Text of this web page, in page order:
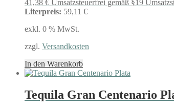
41,38 € Umsatzsteuerfrei gemäß §19
Literpreis: 59,11 €
exkl. 0 % MwSt.
zzgl. Versandkosten
In den Warenkorb
Tequila Gran Centenario